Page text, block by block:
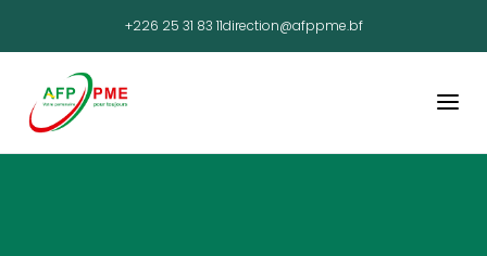
+226 25 31 83 11direction@afppme.bf